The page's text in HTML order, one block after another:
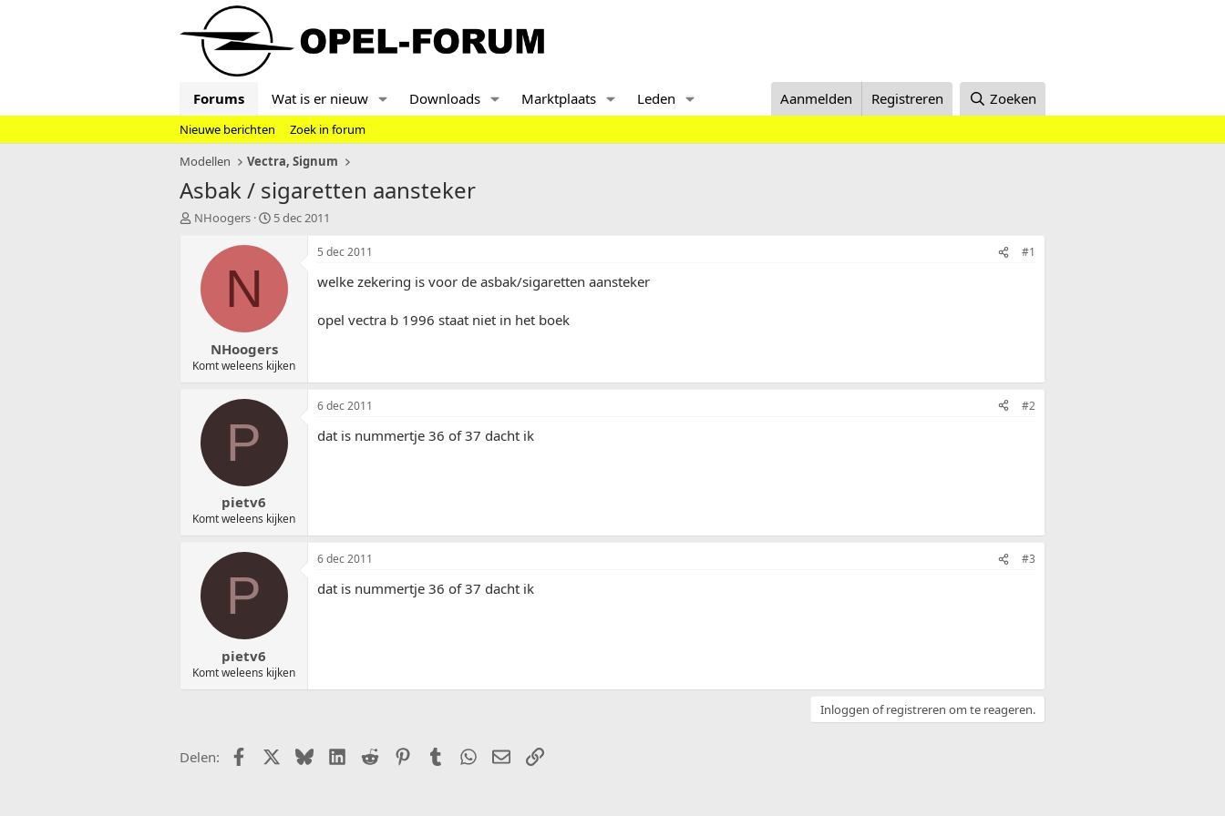
Forums Wat is er nieuw Downloads Marktplaats Leden Aanmelden Registreren Zoeken
Nieuwe berichten
Zoek in forum
Modellen
Vectra, Signum
Asbak / sigaretten aansteker
T
t
e
NHoogers
S
a
u
m
5 dec 2011
N
NHoogers
Komt weleens kijken
5 dec 2011 #1
welke zekering is voor de asbak/sigaretten aansteker
opel vectra b 1996 staat niet in het boek
P
pietv6
Komt weleens kijken
6 dec 2011 #2
dat is nummertje 36 of 37 dacht ik
P
pietv6
Komt weleens kijken
6 dec 2011 #3
dat is nummertje 36 of 37 dacht ik
Inloggen of registreren om te reageren.
Delen: FacebookX (Twitter)
BlueskyLinkedIn
Reddit PinterestTumblr WhatsApp
E-mailLink